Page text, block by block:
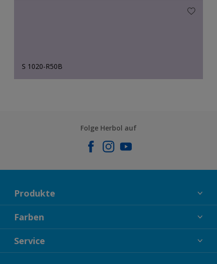
S 1020-R50B
Folge Herbol auf
Produkte
FASSADENFARBEN
INNENFARBEN
LACKE
Farben
KOLLEKTIONEN
FARBTRENDS
Service